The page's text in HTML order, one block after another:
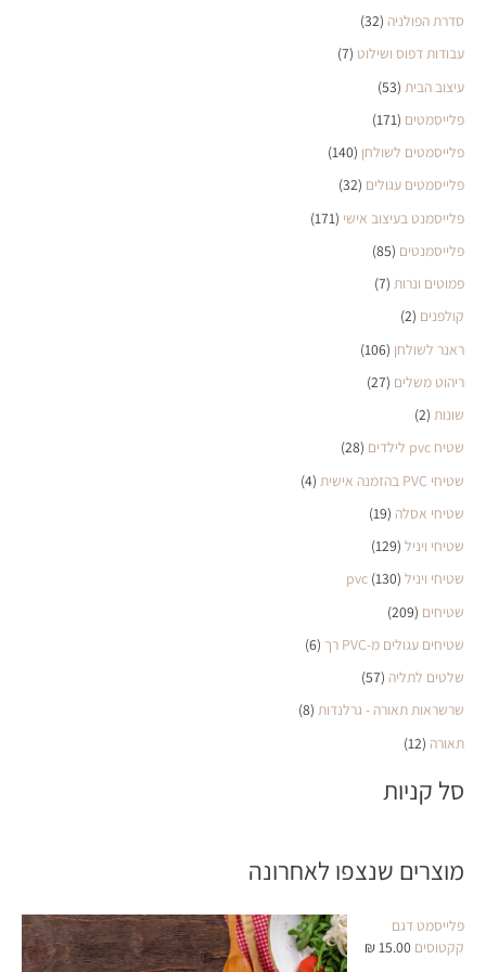
סדרת הפולניה (32)
עבודות דפוס ושילוט (7)
עיצוב הבית (53)
פלייסמטים (171)
פלייסמטים לשולחן (140)
פלייסמטים עגולים (32)
פלייסמנט בעיצוב אישי (171)
פלייסמנטים (85)
פמוטים ונרות (7)
קולפנים (2)
ראנר לשולחן (106)
ריהוט משלים (27)
שונות (2)
שטיח pvc לילדים
(28)
שטיחי PVC בהזמנה אישית
(4)
שטיחי אסלה (19)
שטיחי ויניל (129)
שטיחי ויניל pvc (130)
שטיחים (209)
שטיחים עגולים מ-PVC רך
(6)
שלטים לתליה (57)
שרשראות תאורה - גרלנדות (8)
תאורה (12)
סל קניות
מוצרים שנצפו לאחרונה
פלייסמט דגם
קקטוסים
₪15.00